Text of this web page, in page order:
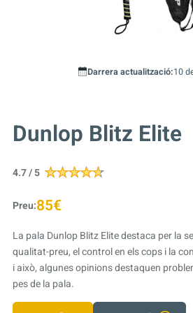
Darrera actualització:10
Dunlop Blitz Elite
4.7 / 5
Preu:85€
La pala Dunlop Blitz Elite destaca per la
qualitat-preu, el control en els cops i la
i això, algunes opinions destaquen
pes de la pala.